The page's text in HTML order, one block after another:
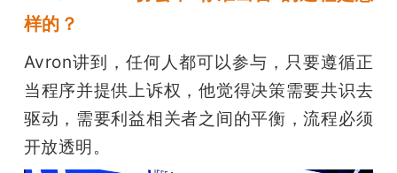
样的？
Avron讲到，任何人都可以参与，只要遵循正
当程序并提供上诉权，他觉得决策需要共识去
驱动，需要利益相关者之间的平衡，流程必须
开放透明。